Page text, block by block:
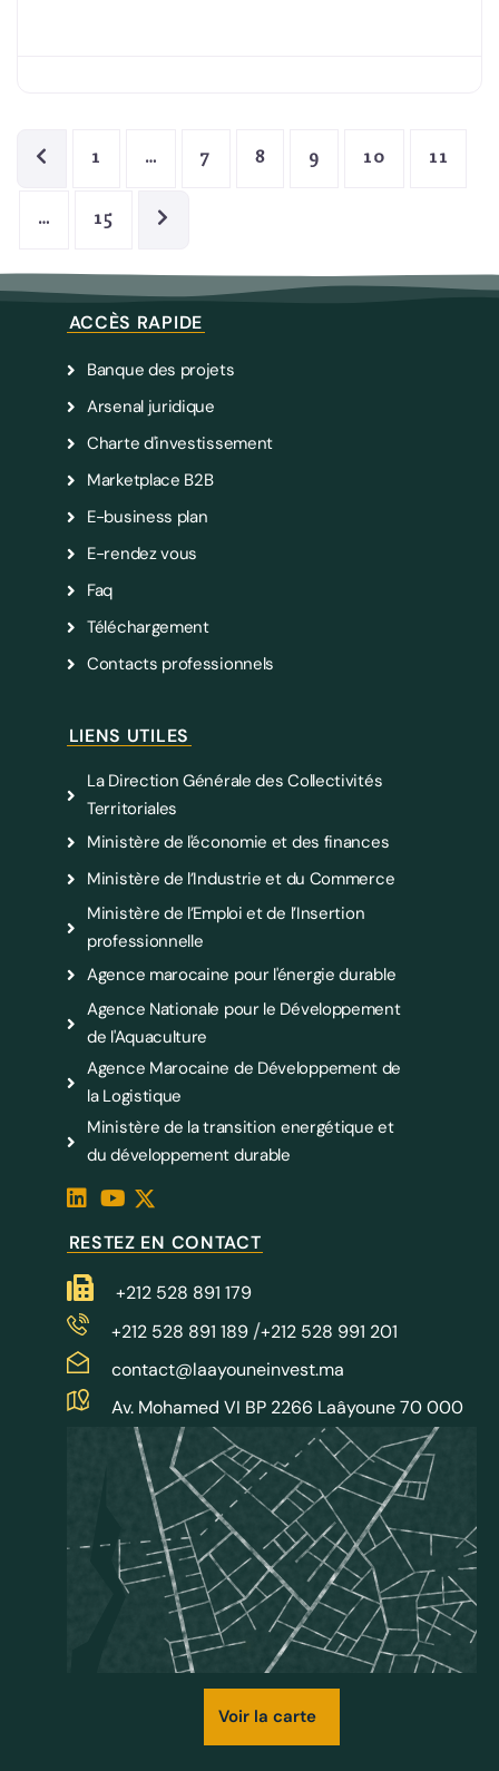
ARTICLES PLUS RÉCENTS
1 … 7 8 9 10 11
… 15 PUBLICATIONS PLUS ANCIENNES
ACCÈS RAPIDE
Banque des projets
Arsenal juridique
Charte d'investissement
Marketplace B2B
E-business plan
E-rendez vous
Faq
Téléchargement
Contacts professionnels
LIENS UTILES
La Direction Générale des Collectivités
Territoriales
Ministère de l'économie et des finances
Ministère de l’Industrie et du Commerce
Ministère de l’Emploi et de l’Insertion
professionnelle
Agence marocaine pour l'énergie durable
Agence Nationale pour le Développement
de l'Aquaculture
Agence Marocaine de Développement de
la Logistique
Ministère de la transition energétique et
du développement durable
RESTEZ EN CONTACT
+212 528 891 179
+212 528 891 189 /+212 528 991 201
contact@laayouneinvest.ma
Av. Mohamed VI BP 2266 Laâyoune 70 000
Voir la carte